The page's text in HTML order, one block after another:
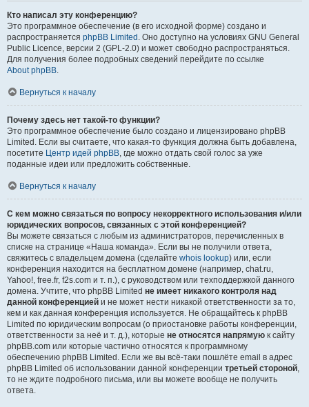
Кто написал эту конференцию?
Это программное обеспечение (в его исходной форме) создано и
распространяется phpBB Limited . Оно доступно на условиях GNU General
Public Licence, версии 2 (GPL-2.0) и может свободно распространяться.
Для получения более подробных сведений перейдите по ссылке
About phpBB.
Вернуться к началу
Почему здесь нет такой-то функции?
Это программное обеспечение было создано и лицензировано phpBB
Limited. Если вы считаете, что какая-то функция должна быть добавлена,
посетите Центр идей phpBB, где можно отдать свой голос за уже
поданные идеи или предложить собственные.
Вернуться к началу
С кем можно связаться по вопросу некорректного использования и/или
юридических вопросов, связанных с этой конференцией?
Вы можете связаться с любым из администраторов, перечисленных в
списке на странице «Наша команда». Если вы не получили ответа,
свяжитесь с владельцем домена (сделайте whois lookup) или, если
конференция находится на бесплатном домене (например, chat.ru,
Yahoo!, free.fr, f2s.com и т. п.), с руководством или техподдержкой данного
домена. Учтите, что phpBB Limited не имеет никакого контроля над
данной конференцией и не может нести никакой ответственности за то,
кем и как данная конференция используется. Не обращайтесь к phpBB
Limited по юридическим вопросам (о приостановке работы конференции,
ответственности за неё и т. д.), которые не относятся напрямую к сайту
phpBB.com или которые частично относятся к программному
обеспечению phpBB Limited. Если же вы всё-таки пошлёте email в адрес
phpBB Limited об использовании данной конференции третьей стороной,
то не ждите подробного письма, или вы можете вообще не получить
ответа.